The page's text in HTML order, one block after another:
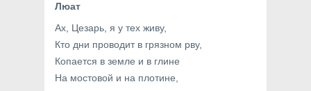
Люат
Ах, Цезарь, я у тех живу,
Кто дни проводит в грязном рву,
Копается в земле и в глине
На мостовой и на плотине,